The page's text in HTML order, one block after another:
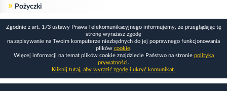
» Pożyczki
Zgodnie z art. 173 ustawy Prawa Telekomunikacyjnego informujemy, że przeglądając tę
stronę wyrażasz zgodę
na zapisywanie na Twoim komputerze niezbędnych do jej poprawnego funkcjonowania
plików cookie.
Więcej informacji na temat plików cookie znajdziecie Państwo na stronie polityka
prywatności.
Kliknij tutaj, aby wyrazić zgodę i ukryć komunikat.